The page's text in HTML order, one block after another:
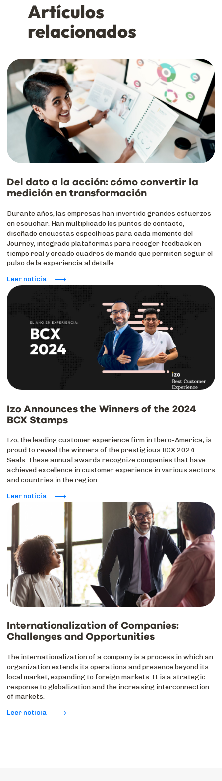
Artículos
relacionados
Del dato a la acción: cómo convertir la
medición en transformación
Durante años, las empresas han invertido grandes esfuerzos
en escuchar. Han multiplicado los puntos de contacto,
diseñado encuestas específicas para cada momento del
Journey, integrado plataformas para recoger feedback en
tiempo real y creado cuadros de mando que permiten seguir el
pulso de la experiencia al detalle.
Leer noticia
Izo Announces the Winners of the 2024
BCX Stamps
Izo, the leading customer experience firm in Ibero-America, is
proud to reveal the winners of the prestigious BCX 2024
Seals. These annual awards recognize companies that have
achieved excellence in customer experience in various sectors
and countries in the region.
Leer noticia
Internationalization of Companies:
Challenges and Opportunities
The internationalization of a company is a process in which an
organization extends its operations and presence beyond its
local market, expanding to foreign markets. It is a strategic
response to globalization and the increasing interconnection
of markets.
Leer noticia